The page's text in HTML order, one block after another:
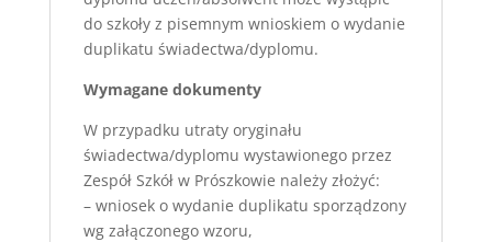
do szkoły z pisemnym wnioskiem o wydanie
duplikatu świadectwa/dyplomu.
Wymagane dokumenty
W przypadku utraty oryginału
świadectwa/dyplomu wystawionego przez
Zespół Szkół w Prószkowie należy złożyć:
­– wniosek o wydanie duplikatu sporządzony
wg załączonego wzoru,